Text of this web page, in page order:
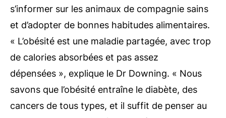
s’informer sur les animaux de compagnie sains
et d’adopter de bonnes habitudes alimentaires.
« L’obésité est une maladie partagée, avec trop
de calories absorbées et pas assez
dépensées », explique le Dr Downing. « Nous
savons que l’obésité entraîne le diabète, des
cancers de tous types, et il suffit de penser au